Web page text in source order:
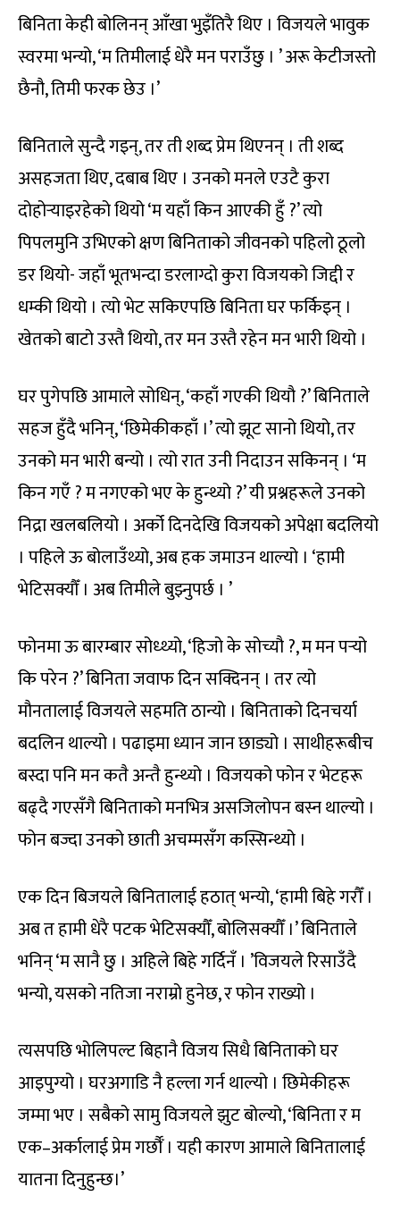
बिनिता केही बोलिनन् आँखा भुइँतिरै थिए । विजयले भावुक
स्वरमा भन्यो, ‘म तिमीलाई धेरै मन पराउँछु । ’ अरू केटीजस्तो
छैनौ, तिमी फरक छेउ ।’
बिनिताले सुन्दै गइन्, तर ती शब्द प्रेम थिएनन् । ती शब्द
असहजता थिए, दबाब थिए । उनको मनले एउटै कुरा
दोहोर्‍याइरहेको थियो ‘म यहाँ किन आएकी हुँ ?’ त्यो
पिपलमुनि उभिएको क्षण बिनिताको जीवनको पहिलो ठूलो
डर थियो- जहाँ भूतभन्दा डरलाग्दो कुरा विजयको जिद्दी र
धम्की थियो । त्यो भेट सकिएपछि बिनिता घर फर्किइन् ।
खेतको बाटो उस्तै थियो, तर मन उस्तै रहेन मन भारी थियो ।
घर पुगेपछि आमाले सोधिन्, ‘कहाँ गएकी थियौ ?’ बिनिताले
सहज हुँदै भनिन्, ‘छिमेकीकहाँ ।’ त्यो झूट सानो थियो, तर
उनको मन भारी बन्यो । त्यो रात उनी निदाउन सकिनन् । ‘म
किन गएँ ? म नगएको भए के हुन्थ्यो ?’ यी प्रश्नहरूले उनको
निद्रा खलबलियो । अर्को दिनदेखि विजयको अपेक्षा बदलियो
। पहिले ऊ बोलाउँथ्यो, अब हक जमाउन थाल्यो । ‘हामी
भेटिसक्यौँ । अब तिमीले बुझ्नुपर्छ । ’
फोनमा ऊ बारम्बार सोध्थ्यो, ‘हिजो के सोच्यौ ?, म मन पर्‍यो
कि परेन ?’ बिनिता जवाफ दिन सक्दिनन् । तर त्यो
मौनतालाई विजयले सहमति ठान्यो । बिनिताको दिनचर्या
बदलिन थाल्यो । पढाइमा ध्यान जान छाड्यो । साथीहरूबीच
बस्दा पनि मन कतै अन्तै हुन्थ्यो । विजयको फोन र भेटहरू
बढ्दै गएसँगै बिनिताको मनभित्र असजिलोपन बस्न थाल्यो ।
फोन बज्दा उनको छाती अचम्मसँग कस्सिन्थ्यो ।
एक दिन बिजयले बिनितालाई हठात् भन्यो, ‘हामी बिहे गरौँ ।
अब त हामी धेरै पटक भेटिसक्यौँ, बोलिसक्यौँ ।’ बिनिताले
भनिन् ‘म सानै छु । अहिले बिहे गर्दिनँ । ’विजयले रिसाउँदै
भन्यो, यसको नतिजा नराम्रो हुनेछ, र फोन राख्यो ।
त्यसपछि भोलिपल्ट बिहानै विजय सिधै बिनिताको घर
आइपुग्यो । घरअगाडि नै हल्ला गर्न थाल्यो । छिमेकीहरू
जम्मा भए । सबैको सामु विजयले झुट बोल्यो, ‘बिनिता र म
एक–अर्कालाई प्रेम गर्छौँ । यही कारण आमाले बिनितालाई
यातना दिनुहुन्छ।’